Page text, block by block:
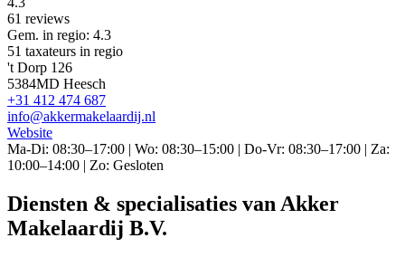
61 reviews
Gem. in regio: 4.3
51 taxateurs in regio
't Dorp 126
5384MD Heesch
+31 412 474 687
info@akkermakelaardij.nl
Website
Ma-Di: 08:30–17:00 | Wo: 08:30–15:00 | Do-Vr: 08:30–17:00 | Za:
10:00–14:00 | Zo: Gesloten
Diensten & specialisaties van Akker
Makelaardij B.V.